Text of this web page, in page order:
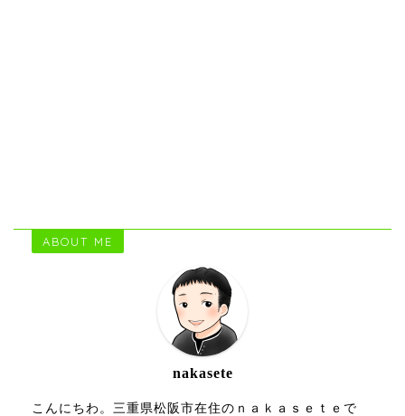
ABOUT ME
nakasete
こんにちわ。三重県松阪市在住のｎａｋａｓｅｔｅで